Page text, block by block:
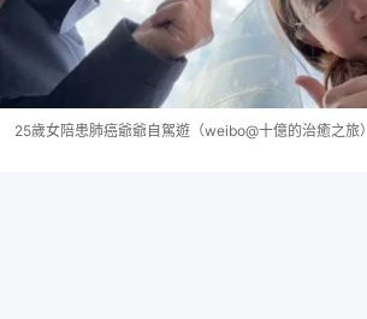
25歲女陪患肺癌爺爺自駕遊（weibo@十億的治癒之旅）